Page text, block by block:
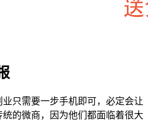
只需要一步手机即可，必定会让
的微商，因为他们都面临着很大